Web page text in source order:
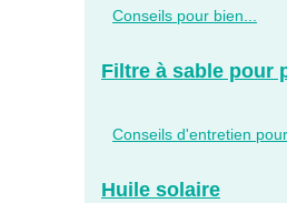
Conseils pour bien...
Filtre à sable pour
Conseils d'entretien
Huile solaire